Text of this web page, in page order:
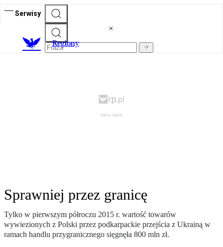
Serwisy
Regiony
Sprawniej przez granicę
Tylko w pierwszym półroczu 2015 r. wartość towarów
wywiezionych z Polski przez podkarpackie przejścia z Ukrainą w
ramach handlu przygranicznego sięgnęła 800 mln zł.